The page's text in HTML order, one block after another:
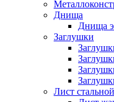
Днища
Днища
Заглушки
Лист стальной